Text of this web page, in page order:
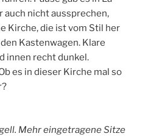
auch nicht aussprechen,
Kirche, die ist vom Stil her
Kastenwagen. Klare
innen recht dunkel.
es in dieser Kirche mal so
Mehr eingetragene Sitze